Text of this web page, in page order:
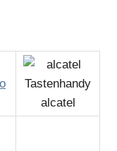
alcatel